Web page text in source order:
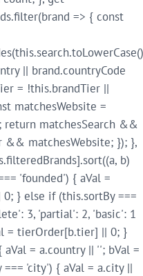
=> { const
|| brand.countryCode
= !this.brandTier ||
matchesWebsite =
return matchesSearch &&
&& matchesWebsite; }); },
b)
'founded') { aVal =
} else if (this.sortBy ===
3, 'partial': 2, 'basic': 1
= tierOrder[b.tier] || 0; }
= a.country || ''; bVal =
'city') { aVal = a.city ||